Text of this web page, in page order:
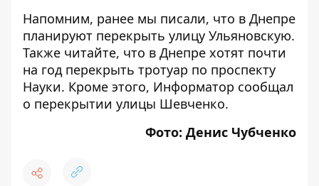
Напомним, ранее мы писали, что в Днепре
планируют перекрыть улицу Ульяновскую.
Также читайте, что в Днепре хотят почти
на год перекрыть тротуар по проспекту
Науки. Кроме этого, Информатор сообщал
о перекрытии улицы Шевченко.
Фото: Денис Чубченко